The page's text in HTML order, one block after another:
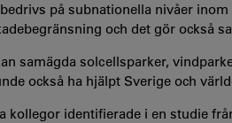
på subnationella nivåer
och det gör också
samägda solcellsparker,
också ha hjälpt Sverige och
kollegor identifierade i en studie